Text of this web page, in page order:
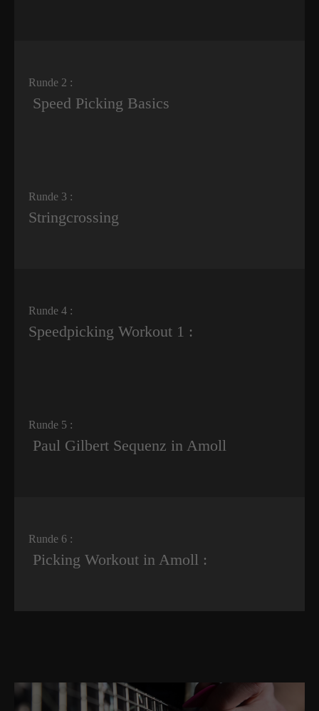
Runde 2 :
Speed Picking Basics
Runde 3 :
Stringcrossing
Runde 4 :
Speedpicking Workout 1 :
Runde 5 :
Paul Gilbert Sequenz in Amoll
Runde 6 :
Picking Workout in Amoll :